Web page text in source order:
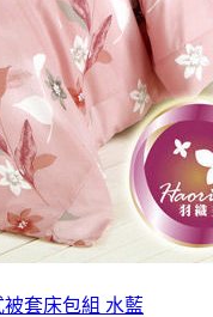
套床包組 水藍